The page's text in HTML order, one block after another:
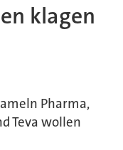
klagen
Pharma,
Teva wollen